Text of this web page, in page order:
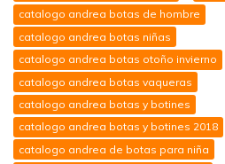
catalogo andrea botas de hombre
catalogo andrea botas niñas
catalogo andrea botas otoño invierno
catalogo andrea botas vaqueras
catalogo andrea botas y botines
catalogo andrea botas y botines 2018
catalogo andrea de botas para niña